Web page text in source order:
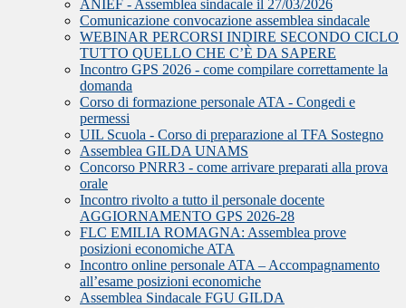
ANIEF - Assemblea sindacale il 27/03/2026
Comunicazione convocazione assemblea sindacale
WEBINAR PERCORSI INDIRE SECONDO CICLO
TUTTO QUELLO CHE C’È DA SAPERE
Incontro GPS 2026 - come compilare correttamente la
domanda
Corso di formazione personale ATA - Congedi e
permessi
UIL Scuola - Corso di preparazione al TFA Sostegno
Assemblea GILDA UNAMS
Concorso PNRR3 - come arrivare preparati alla prova
orale
Incontro rivolto a tutto il personale docente
AGGIORNAMENTO GPS 2026-28
FLC EMILIA ROMAGNA: Assemblea prove
posizioni economiche ATA
Incontro online personale ATA – Accompagnamento
all’esame posizioni economiche
Assemblea Sindacale FGU GILDA